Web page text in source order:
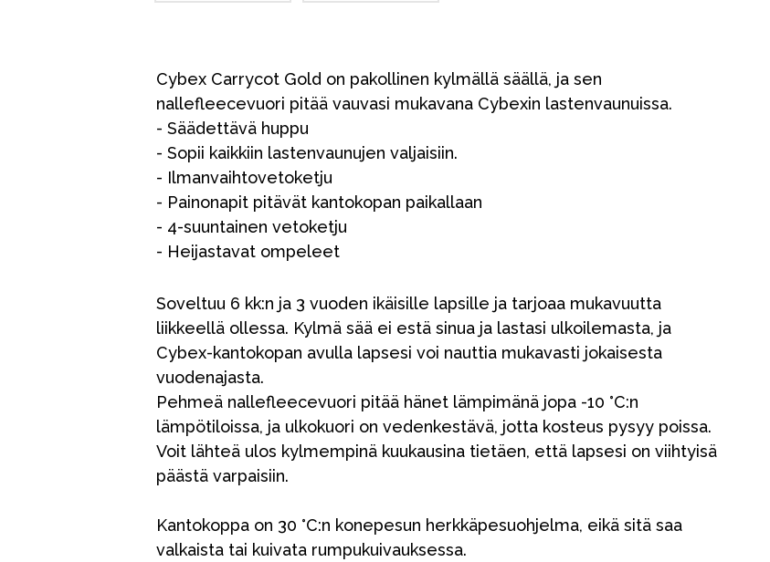
Cybex Carrycot Gold on pakollinen kylmällä säällä, ja sen
nallefleecevuori pitää vauvasi mukavana Cybexin lastenvaunuissa.
- Säädettävä huppu
- Sopii kaikkiin lastenvaunujen valjaisiin.
- Ilmanvaihtovetoketju
- Painonapit pitävät kantokopan paikallaan
- 4-suuntainen vetoketju
- Heijastavat ompeleet
Soveltuu 6 kk:n ja 3 vuoden ikäisille lapsille ja tarjoaa mukavuutta
liikkeellä ollessa. Kylmä sää ei estä sinua ja lastasi ulkoilemasta, ja
Cybex-kantokopan avulla lapsesi voi nauttia mukavasti jokaisesta
vuodenajasta.
Pehmeä nallefleecevuori pitää hänet lämpimänä jopa -10 °C:n
lämpötiloissa, ja ulkokuori on vedenkestävä, jotta kosteus pysyy poissa.
Voit lähteä ulos kylmempinä kuukausina tietäen, että lapsesi on viihtyisä
päästä varpaisiin.
Kantokoppa on 30 °C:n konepesun herkkäpesuohjelma, eikä sitä saa
valkaista tai kuivata rumpukuivauksessa.
VÅRT SORTIMENT
Äiti & Isä
Kampanjat